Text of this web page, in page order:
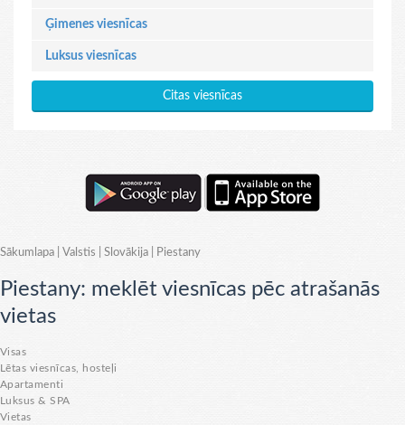
Ģimenes viesnīcas
Luksus viesnīcas
Citas viesnīcas
Sākumlapa Valstis Slovākija Piestany
Piestany: meklēt viesnīcas pēc atrašanās
vietas
Visas
Lētas viesnīcas, hosteļi
Apartamenti
Luksus & SPA
Vietas